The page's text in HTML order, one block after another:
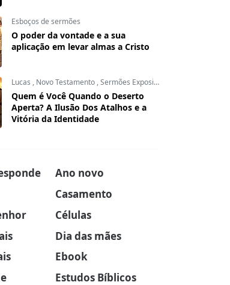
Esboços de sermões
O poder da vontade e a sua
aplicação em levar almas a Cristo
Lucas , Novo Testamento ,Sermões Expositivos
Quem é Você Quando o Deserto
Aperta? A Ilusão Dos Atalhos e a
Vitória da Identidade
Ano novo
Casamento
Células
Dia das mães
Ebook
Estudos Bíblicos